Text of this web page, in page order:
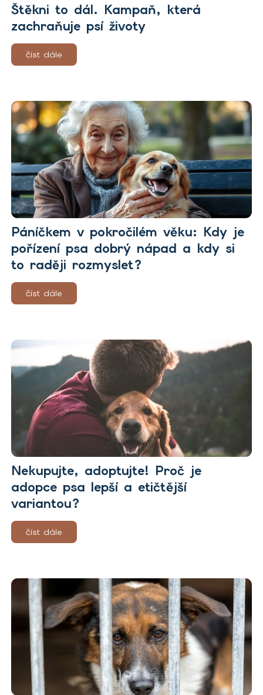
Štěkni to dál. Kampaň, která
zachraňuje psí životy
číst dále
Páníčkem v pokročilém věku: Kdy je
pořízení psa dobrý nápad a kdy si
to raději rozmyslet?
číst dále
Nekupujte, adoptujte! Proč je
adopce psa lepší a etičtější
variantou?
číst dále